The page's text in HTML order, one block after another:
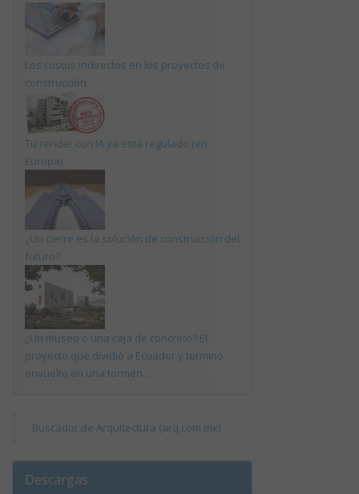
Los costos indirectos en los proyectos de
construcción
Tu render con IA ya está regulado (en
Europa)
¿Un cierre es la solución de construcción del
futuro?
¿Un museo o una caja de concreto? El
proyecto que dividió a Ecuador y terminó
envuelto en una tormen...
Buscador de Arquitectura (arq.com.mx)
Descargas